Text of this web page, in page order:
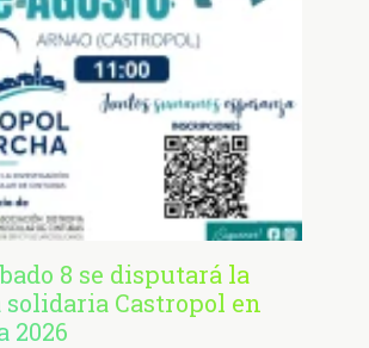
8 se disputará la
solidaria Castropol en
2026